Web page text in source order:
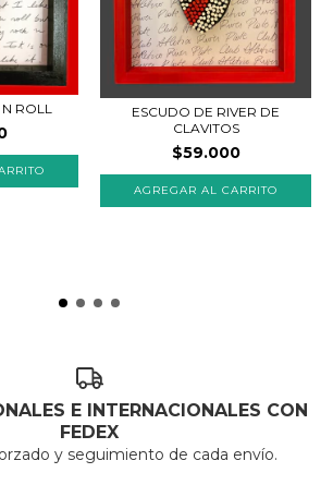
N ROLL
ESCUDO DE RIVER DE
CLAVITOS
$59.000
E INTERNACIONALES CON
FEDEX
y seguimiento de cada envío.